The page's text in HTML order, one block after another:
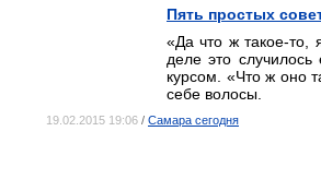
Пять простых
«Да что ж такое-то,
деле это
курсом. «Что ж оно
себе волосы.
19.02.2015 19:06 / Самара сегодня